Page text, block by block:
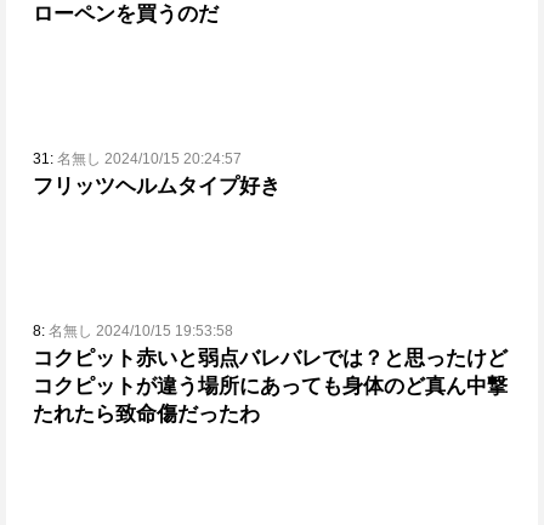
ローペンを買うのだ
31: 名無し 2024/10/15 20:24:57
フリッツヘルムタイプ好き
8: 名無し 2024/10/15 19:53:58
コクピット赤いと弱点バレバレでは？と思ったけど
コクピットが違う場所にあっても身体のど真ん中撃
たれたら致命傷だったわ